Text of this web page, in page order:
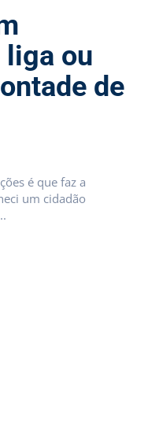
ou
de
é que faz a